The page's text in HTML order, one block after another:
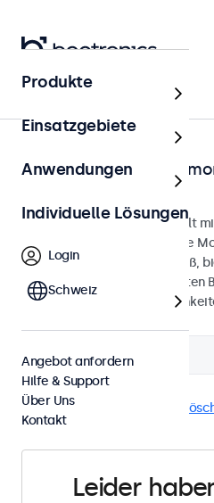
Startseite
Monitore für die
Desktop-Monitore, entwickelt
verstellbaren Standfuß. Diese
kompakten, stabilen Standfuß,
scharfes Bild mit einem breiten
vielseitige
Filtern (0
Tisch USB-C Alle Filter
Leider
Produkte
Einsatzgebiete
Anwendungen
Individuelle Lösungen
Login
Schweiz
Angebot anfordern
Hilfe & Support
Über Uns
Kontakt